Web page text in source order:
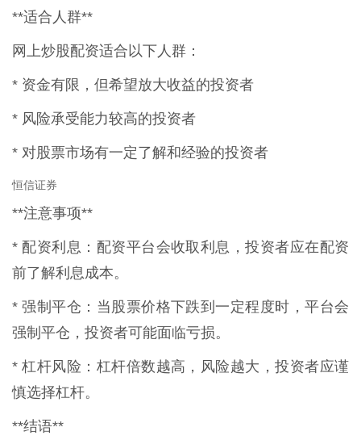
**适合人群**
网上炒股配资适合以下人群：
* 资金有限，但希望放大收益的投资者
* 风险承受能力较高的投资者
* 对股票市场有一定了解和经验的投资者
恒信证券
**注意事项**
* 配资利息：配资平台会收取利息，投资者应在配资
前了解利息成本。
* 强制平仓：当股票价格下跌到一定程度时，平台会
强制平仓，投资者可能面临亏损。
* 杠杆风险：杠杆倍数越高，风险越大，投资者应谨
慎选择杠杆。
**结语**